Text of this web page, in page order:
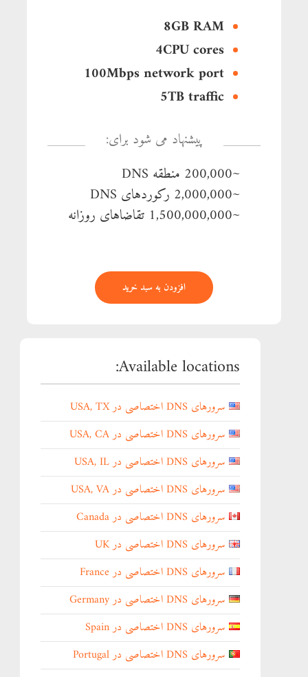
8GB RAM
4CPU cores
100Mbps network port
5TB traffic
پیشنهاد می شود برای:
~200,000 منطقه DNS
~2,000,000 رکوردهای DNS
~1,500,000,000 تقاضاهای روزانه
افزودن به سبد خرید
Available locations:
سرورهای DNS اختصاصی در USA, TX
سرورهای DNS اختصاصی در USA, CA
سرورهای DNS اختصاصی در USA, IL
سرورهای DNS اختصاصی در USA, VA
سرورهای DNS اختصاصی در Canada
سرورهای DNS اختصاصی در UK
سرورهای DNS اختصاصی در France
سرورهای DNS اختصاصی در Germany
سرورهای DNS اختصاصی در Spain
سرورهای DNS اختصاصی در Portugal